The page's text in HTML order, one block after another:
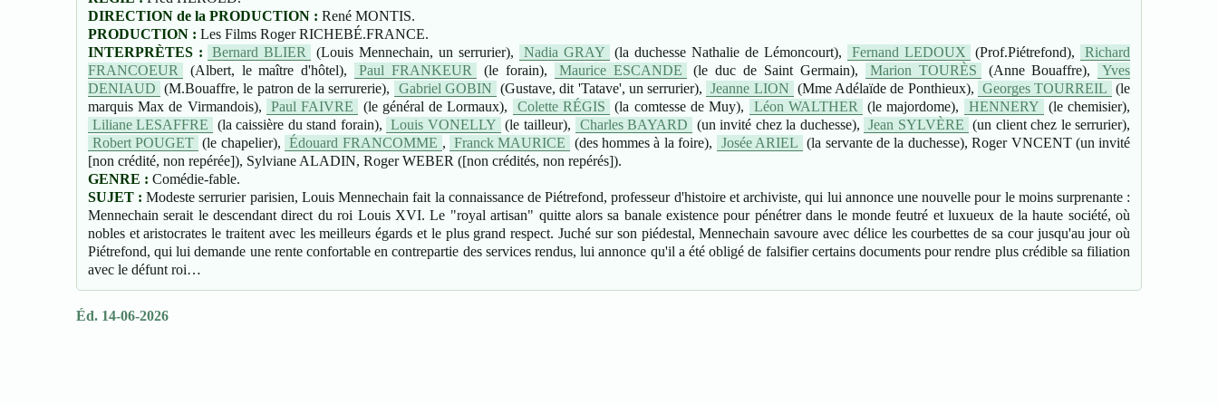
DIRECTION de la PRODUCTION : René MONTIS.
PRODUCTION : Les Films Roger RICHEBÉ.FRANCE.
INTERPRÈTES :
Bernard BLIER (Louis Mennechain, un serrurier), Nadia GRAY (la duchesse Nathalie de Lémoncourt), Fernand LEDOUX (Prof.Piétrefond),
Richard
FRANCOEUR
(Albert, le maître d'hôtel), Paul FRANKEUR (le forain), Maurice ESCANDE (le duc de Saint Germain), Marion TOURÈS (Anne Bouaffre),
Yves
DENIAUD (M.Bouaffre, le patron de la serrurerie), Gabriel GOBIN (Gustave, dit 'Tatave', un serrurier), Jeanne LION (Mme Adélaïde de Ponthieux), Georges TOURREIL (le
marquis Max de Virmandois),
Paul FAIVRE (le général de Lormaux), Colette RÉGIS (la comtesse de Muy), Léon WALTHER (le majordome), HENNERY
(le chemisier),
Liliane LESAFFRE
(la caissière du stand forain), Louis VONELLY (le tailleur), Charles BAYARD (un invité chez la duchesse), Jean SYLVÈRE (un client chez le serrurier),
Robert POUGET (le chapelier), Édouard FRANCOMME , Franck MAURICE (des hommes à la foire), Josée ARIEL (la servante de la duchesse), Roger VNCENT (un invité
[non crédité, non repérée]), Sylviane ALADIN, Roger WEBER ([non crédités, non repérés]).
GENRE : Comédie-fable.
SUJET :Modeste serrurier parisien, Louis Mennechain fait la connaissance de Piétrefond, professeur d'histoire et archiviste, qui lui annonce une nouvelle pour le moins surprenante :
Mennechain serait le descendant direct du roi Louis XVI. Le "royal artisan" quitte alors sa banale existence pour pénétrer dans le monde feutré et luxueux de la haute société, où
nobles et aristocrates le traitent avec les meilleurs égards et le plus grand respect. Juché sur son piédestal, Mennechain savoure avec délice les courbettes de sa cour jusqu'au jour où
Piétrefond, qui lui demande une rente confortable en contrepartie des services rendus, lui annonce qu'il a été obligé de falsifier certains documents pour rendre plus crédible sa filiation
avec le défunt roi…
Éd. 14-06-2026